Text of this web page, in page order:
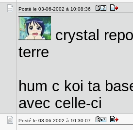
Posté le 03-06-2002 à 10:08:36
crystal
terre
hum c koi ta
avec celle-ci
Posté le 03-06-2002 à 10:30:07